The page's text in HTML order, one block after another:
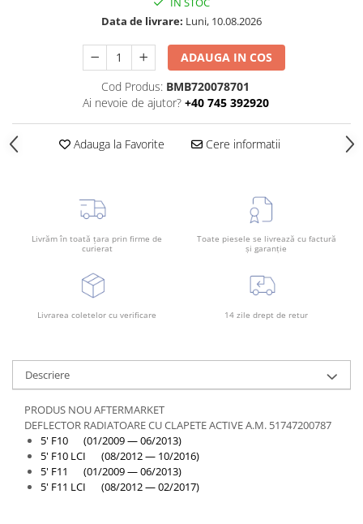
Suport radiator
Data de livrare: Luni, 10.08.2026
ADAUGA IN COS
Cod Produs: BMB720078701
Ai nevoie de ajutor? +40 745 392920
Adauga la Favorite Cere informatii
Livrăm în toată țara prin firme de
curierat
Toate piesele se livrează cu factură
și garanție
Livrarea coletelor cu verificare 14 zile drept de retur
Descriere
PRODUS NOU AFTERMARKET
DEFLECTOR RADIATOARE CU CLAPETE ACTIVE A.M. 51747200787
5' F10 (01/2009 — 06/2013)
5' F10 LCI (08/2012 — 10/2016)
5' F11 (01/2009 — 06/2013)
5' F11 LCI (08/2012 — 02/2017)